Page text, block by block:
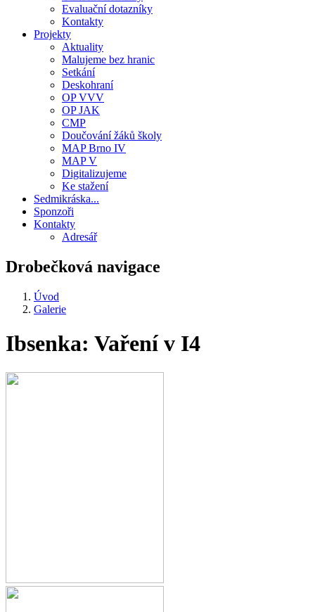
Evaluační dotazníky
Kontakty
Projekty
Aktuality
Malujeme bez hranic
Setkání
Deskohraní
OP VVV
OP JAK
CMP
Doučování žáků školy
MAP Brno IV
MAP V
Digitalizujeme
Ke stažení
Sedmikráska...
Sponzoři
Kontakty
Adresář
Drobečková navigace
Úvod
Galerie
Ibsenka: Vaření v I4